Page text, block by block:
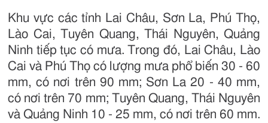
Khu vực các tỉnh Lai Châu, Sơn La, Phú Thọ,
Lào Cai, Tuyên Quang, Thái Nguyên, Quảng
Ninh tiếp tục có mưa. Trong đó, Lai Châu, Lào
Cai và Phú Thọ có lượng mưa phổ biến 30 - 60
mm, có nơi trên 90 mm; Sơn La 20 - 40 mm,
có nơi trên 70 mm; Tuyên Quang, Thái Nguyên
và Quảng Ninh 10 - 25 mm, có nơi trên 60 mm.